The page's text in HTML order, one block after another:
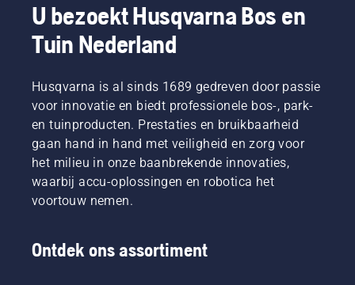
U bezoekt Husqvarna Bos en
Tuin Nederland
Husqvarna is al sinds 1689 gedreven door passie
voor innovatie en biedt professionele bos-, park-
en tuinproducten. Prestaties en bruikbaarheid
gaan hand in hand met veiligheid en zorg voor
het milieu in onze baanbrekende innovaties,
waarbij accu-oplossingen en robotica het
voortouw nemen.
Ontdek ons assortiment